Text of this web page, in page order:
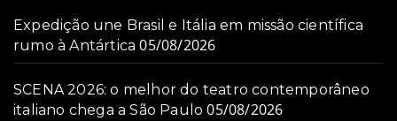
Expedição une Brasil e Itália em missão científica
rumo à Antártica 05/08/2026
SCENA 2026: o melhor do teatro contemporâneo
italiano chega a São Paulo 05/08/2026